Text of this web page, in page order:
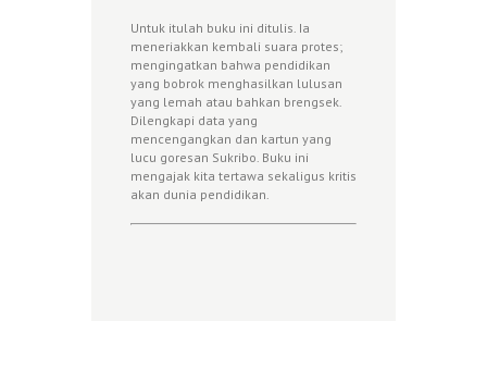
Untuk itulah buku ini ditulis. Ia
meneriakkan kembali suara protes;
mengingatkan bahwa pendidikan
yang bobrok menghasilkan lulusan
yang lemah atau bahkan brengsek.
Dilengkapi data yang
mencengangkan dan kartun yang
lucu goresan Sukribo. Buku ini
mengajak kita tertawa sekaligus kritis
akan dunia pendidikan.